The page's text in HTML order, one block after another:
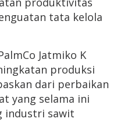
tata kelola
Jatmiko K
produksi
dari perbaikan
yang selama ini
industri sawit